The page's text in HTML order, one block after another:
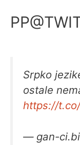
Srpko
ostale
https://
— gan-